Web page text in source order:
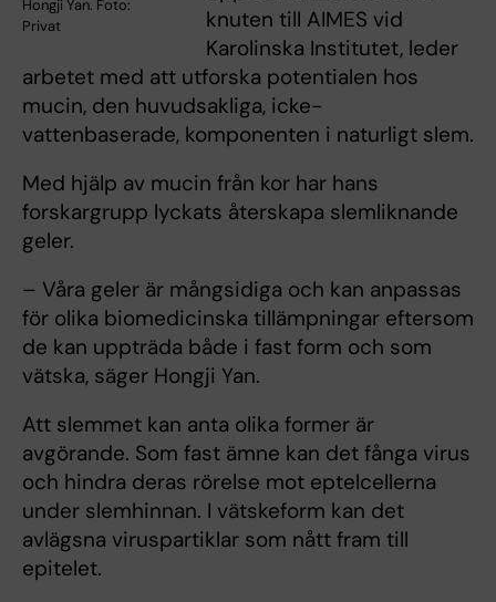
Hongji Yan. Foto:
Privat
knuten till AIMES vid
Karolinska Institutet, leder
arbetet med att utforska potentialen hos
mucin, den huvudsakliga, icke-
vattenbaserade, komponenten i naturligt slem.
Med hjälp av mucin från kor har hans
forskargrupp lyckats återskapa slemliknande
geler.
– Våra geler är mångsidiga och kan anpassas
för olika biomedicinska tillämpningar eftersom
de kan uppträda både i fast form och som
vätska, säger Hongji Yan.
Att slemmet kan anta olika former är
avgörande. Som fast ämne kan det fånga virus
och hindra deras rörelse mot eptelcellerna
under slemhinnan. I vätskeform kan det
avlägsna viruspartiklar som nått fram till
epitelet.